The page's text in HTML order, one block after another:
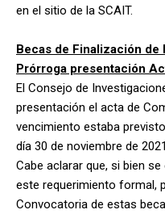
en el sitio de la SCAIT.
Becas de Finalización
Prórroga presentación
El Consejo de
presentación el acta de
vencimiento estaba
día 30 de noviembre de
Cabe aclarar que, si bien
este requerimiento formal,
Convocatoria de estas